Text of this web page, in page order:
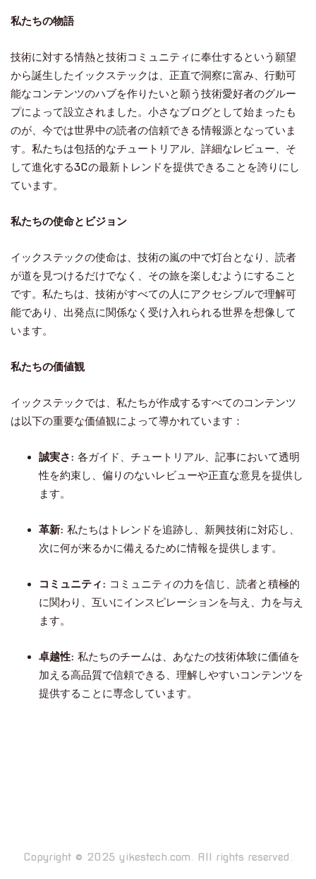
私たちの物語
技術に対する情熱と技術コミュニティに奉仕するという願望
から誕生したイックステックは、正直で洞察に富み、行動可
能なコンテンツのハブを作りたいと願う技術愛好者のグルー
プによって設立されました。小さなブログとして始まったも
のが、今では世界中の読者の信頼できる情報源となっていま
す。私たちは包括的なチュートリアル、詳細なレビュー、そ
して進化する3Cの最新トレンドを提供できることを誇りにし
ています。
私たちの使命とビジョン
イックステックの使命は、技術の嵐の中で灯台となり、読者
が道を見つけるだけでなく、その旅を楽しむようにすること
です。私たちは、技術がすべての人にアクセシブルで理解可
能であり、出発点に関係なく受け入れられる世界を想像して
います。
私たちの価値観
イックステックでは、私たちが作成するすべてのコンテンツ
は以下の重要な価値観によって導かれています：
誠実さ: 各ガイド、チュートリアル、記事において透明
性を約束し、偏りのないレビューや正直な意見を提供し
ます。
革新: 私たちはトレンドを追跡し、新興技術に対応し、
次に何が来るかに備えるために情報を提供します。
コミュニティ: コミュニティの力を信じ、読者と積極的
に関わり、互いにインスピレーションを与え、力を与え
ます。
卓越性: 私たちのチームは、あなたの技術体験に価値を
加える高品質で信頼できる、理解しやすいコンテンツを
提供することに専念しています。
Copyright © 2025 yikestech.com. All rights reserved.